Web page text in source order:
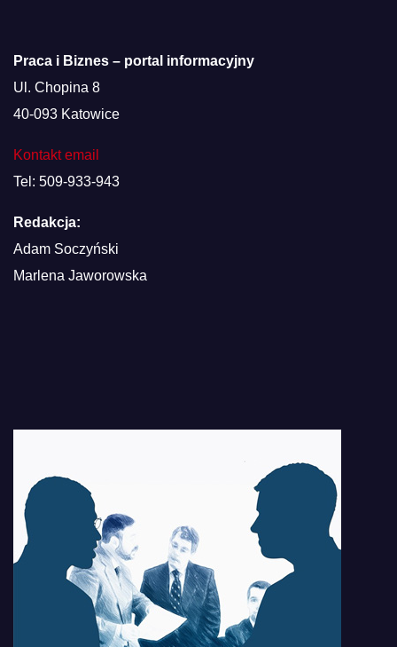
Praca i Biznes – portal informacyjny
Ul. Chopina 8
40-093 Katowice
Kontakt email
Tel: 509-933-943
Redakcja:
Adam Soczyński
Marlena Jaworowska